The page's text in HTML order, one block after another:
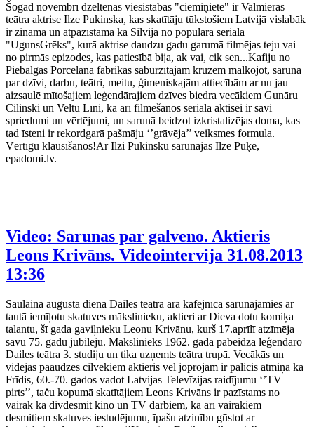
Šogad novembrī dzeltenās viesistabas "ciemiņiete" ir Valmieras
teātra aktrise Ilze Pukinska, kas skatītāju tūkstošiem Latvijā vislabāk
ir zināma un atpazīstama kā Silvija no populārā seriāla
"UgunsGrēks", kurā aktrise daudzu gadu garumā filmējas teju vai
no pirmās epizodes, kas patiesībā bija, ak vai, cik sen...Kafiju no
Piebalgas Porcelāna fabrikas saburzītajām krūzēm malkojot, saruna
par dzīvi, darbu, teātri, meitu, ģimeniskajām attiecībām ar nu jau
aizsaulē mītošajiem leģendārajiem dzīves biedra vecākiem Gunāru
Cilinski un Veltu Līni, kā arī filmēšanos seriālā aktisei ir savi
spriedumi un vērtējumi, un sarunā beidzot izkristalizējas doma, kas
tad īsteni ir rekordgarā pašmāju ‘’grāvēja’’ veiksmes formula.
Vērtīgu klausīšanos!Ar Ilzi Pukinsku sarunājās Ilze Puķe,
epadomi.lv.
Video: Sarunas par galveno. Aktieris
Leons Krivāns. Videointervija 31.08.2013
13:36
Saulainā augusta dienā Dailes teātra āra kafejnīcā sarunājāmies ar
tautā iemīļotu skatuves mākslinieku, aktieri ar Dieva dotu komiķa
talantu, šī gada gaviļnieku Leonu Krivānu, kurš 17.aprīlī atzīmēja
savu 75. gadu jubileju. Mākslinieks 1962. gadā pabeidza leģendāro
Dailes teātra 3. studiju un tika uzņemts teātra trupā. Vecākās un
vidējās paaudzes cilvēkiem aktieris vēl joprojām ir palicis atmiņā kā
Frīdis, 60.-70. gados vadot Latvijas Televīzijas raidījumu ‘’TV
pirts’’, taču kopumā skatītājiem Leons Krivāns ir pazīstams no
vairāk kā divdesmit kino un TV darbiem, kā arī vairākiem
desmitiem skatuves iestudējumu, īpašu atzinību gūstot ar